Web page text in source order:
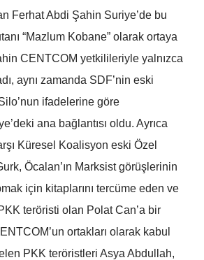
Ardahan
Iğdır
Yalova
Karabük
Kilis
Osmaniye
Düzce
Ferhat Abdi Şahin Suriye’de bu
“Mazlum Kobane” olarak ortaya
CENTCOM yetkilileriyle yalnızca
aynı zamanda SDF’nin eski
ifadelerine göre
ana bağlantısı oldu. Ayrıca
Küresel Koalisyon eski Özel
Öcalan’ın Marksist görüşlerinin
için kitaplarını tercüme eden ve
teröristi olan Polat Can’a bir
ortakları olarak kabul
PKK teröristleri Asya Abdullah,